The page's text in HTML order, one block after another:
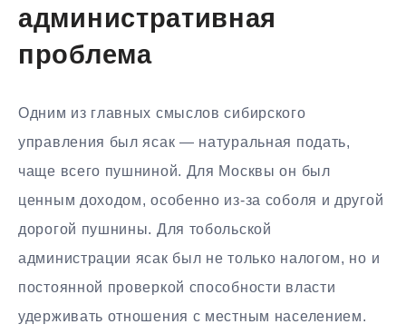
административная
проблема
Одним из главных смыслов сибирского
управления был ясак — натуральная подать,
чаще всего пушниной. Для Москвы он был
ценным доходом, особенно из-за соболя и другой
дорогой пушнины. Для тобольской
администрации ясак был не только налогом, но и
постоянной проверкой способности власти
удерживать отношения с местным населением.